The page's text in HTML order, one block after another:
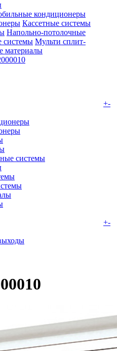
кондиционеры
Кассетные системы
Напольно-потолочные
системы Мульти сплит-
материалы
+-
системы
+-